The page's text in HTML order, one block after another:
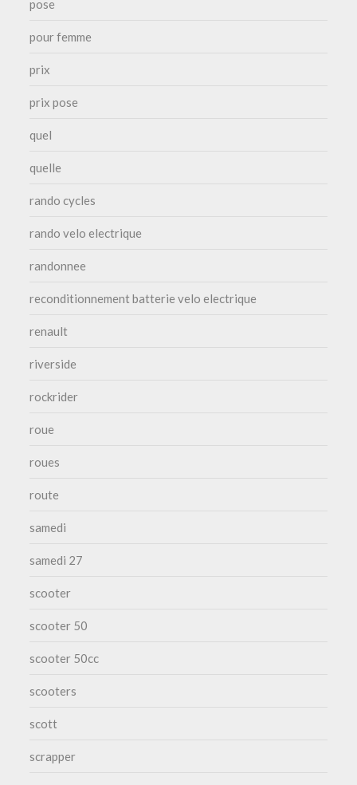
pose
pour femme
prix
prix pose
quel
quelle
rando cycles
rando velo electrique
randonnee
reconditionnement batterie velo electrique
renault
riverside
rockrider
roue
roues
route
samedi
samedi 27
scooter
scooter 50
scooter 50cc
scooters
scott
scrapper